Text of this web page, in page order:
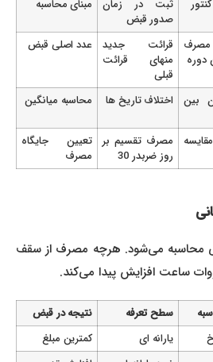
ثبت در زمان
صدور قبض
مبنای محاسبه
قرائت جدید
منهای قرائت
قبلی
عدد اصلی قبض
اختلاف تاریخ ها محاسبه میانگین
مصرف تقسیم بر
روز ضربدر 30
تعیین جایگاه
مصرف
محاسبه می‌شود. هرچه مصرف از سقف
ساعت افزایش پیدا می‌کند.
سطح تعرفه
نتیجه در قبض
یارانه ای
کمترین مبلغ